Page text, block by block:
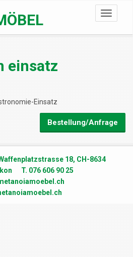
Toggle
einsatz
Bestellung/Anfrage
18, CH-8634
T. 076 606 90 25